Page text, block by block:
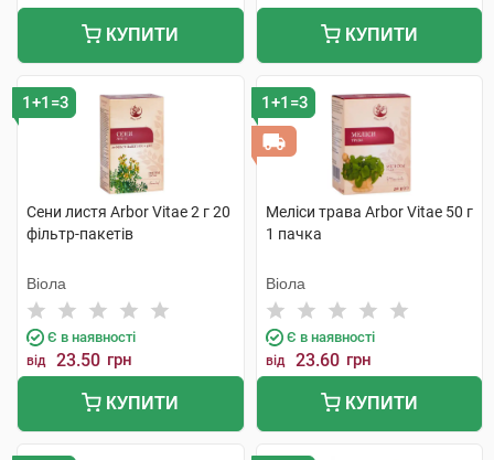
КУПИТИ КУПИТИ
1+1=3
Сени листя Arbor Vitae 2 г 20
фільтр-пакетів
Віола
Є в наявності
від 23.50 грн
КУПИТИ
1+1=3
Меліси трава Arbor Vitae 50 г
1 пачка
Віола
Є в наявності
від 23.60 грн
КУПИТИ